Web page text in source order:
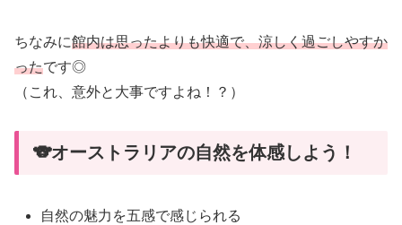
ちなみに館内は思ったよりも快適で、涼しく過ごしやすか
ったです◎
（これ、意外と大事ですよね！？）
🐨オーストラリアの自然を体感しよう！
自然の魅力を五感で感じられる